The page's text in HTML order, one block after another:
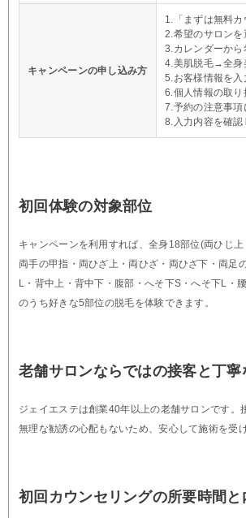
キャンペーンの申し込み方
1.「まずは無料カ
2.希望のサロンを
3.カレンダーか
4.美肌脱毛→全身
5.お客様情報を入
6.個人情報の取り
7.予約の注意事項
8.入力内容を確認
初回体験の対象部位
キャンペーンを利用すれば、全身18部位(両ひじ上
両手の甲指・両ひざ上・両ひざ・両ひざ下・両足
L・背中上・背中下・腹部・へそ下S・へそ下L・
のうち好きな5部位の脱毛を体験できます。
老舗サロンならではの接客と丁寧
ジェイエステは創業40年以上の老舗サロンです。
無理な勧誘の心配もないため、安心して施術を受
初回カウンセリングの所要時間と